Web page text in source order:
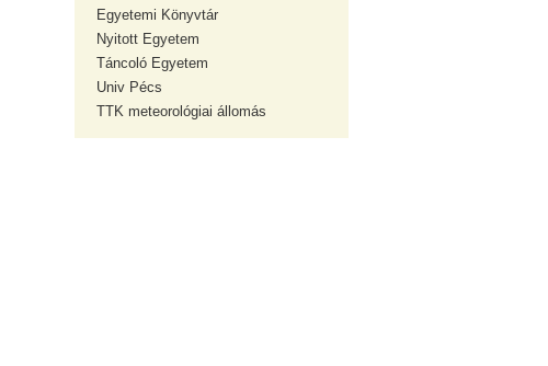
Egyetemi Könyvtár
Nyitott Egyetem
Táncoló Egyetem
Univ Pécs
TTK meteorológiai állomás